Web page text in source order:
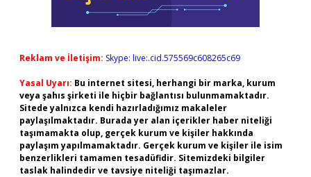
Reklam ve İletişim: Skype: live:.cid.575569c608265c69
Yasal Uyarı: Bu internet sitesi, herhangi bir marka, kurum
veya şahıs şirketi ile hiçbir bağlantısı bulunmamaktadır.
Sitede yalnızca kendi hazırladığımız makaleler
paylaşılmaktadır. Burada yer alan içerikler haber niteliği
taşımamakta olup, gerçek kurum ve kişiler hakkında
paylaşım yapılmamaktadır. Gerçek kurum ve kişiler ile isim
benzerlikleri tamamen tesadüfidir. Sitemizdeki bilgiler
taslak halindedir ve tavsiye niteliği taşımazlar.